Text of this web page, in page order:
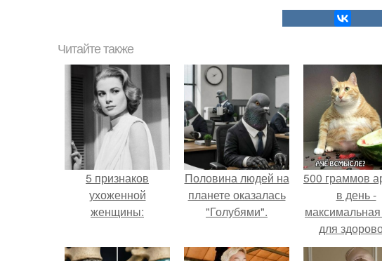
Читайте также
5 признаков
ухоженной
женщины:
Половина людей на
планете оказалась
"Голубями".
500 граммов
в день -
для